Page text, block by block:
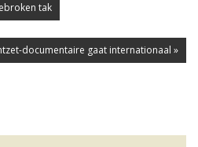
tak
documentaire gaat internationaal »